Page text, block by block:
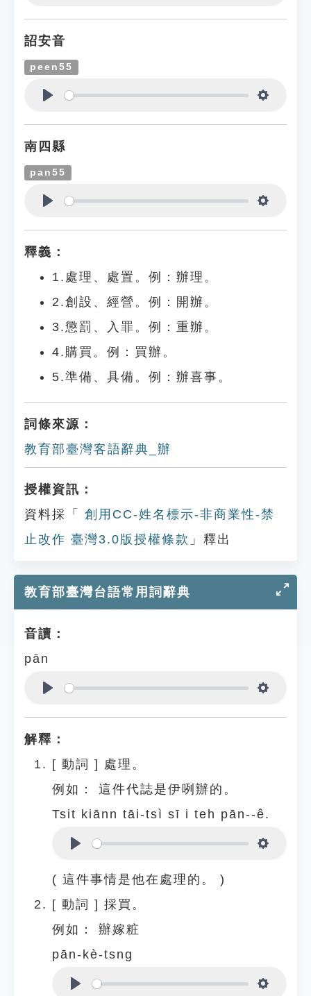
詔安音
peen55
南四縣
pan55
釋義：
1.處理、處置。例：辦理。
2.創設、經營。例：開辦。
3.懲罰、入罪。例：重辦。
4.購買。例：買辦。
5.準備、具備。例：辦喜事。
詞條來源：
教育部臺灣客語辭典_辦
授權資訊：
資料採「
創用CC-姓名標示-非商業性-禁
止改作 臺灣3.0版授權條款 」釋出
教育部臺灣台語常用詞辭典
音讀：
pān
解釋：
[ 動詞 ] 處理。
例如：
這件代誌是伊咧辦的。
Tsit kiānn tāi-tsì sī i teh pān--ê.
( 這件事情是他在處理的。 )
[ 動詞 ] 採買。
例如：
辦嫁粧
pān-kè-tsng